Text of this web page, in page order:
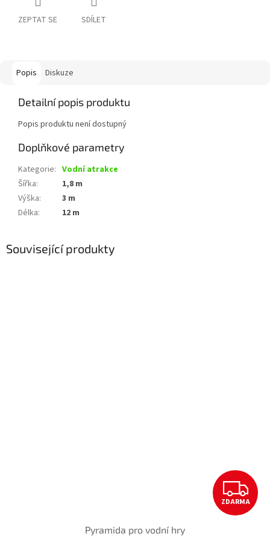
ZEPTAT SE SDÍLET
Popis Diskuze
Detailní popis produktu
Popis produktu není dostupný
Doplňkové parametry
Kategorie: Vodní atrakce
Šířka:
1,8 m
Výška:
3 m
Délka: 12 m
Související produkty
Z
D
ZDARMA
Pyramida pro vodní hry